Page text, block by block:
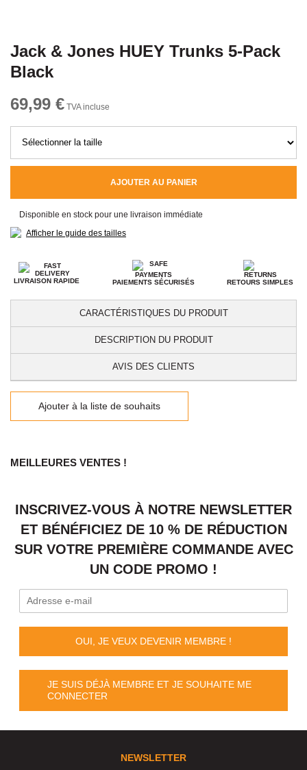
Jack & Jones HUEY Trunks 5-Pack
Black
69,99 € TVA incluse
AJOUTER AU PANIER
Disponible en stock pour une livraison immédiate
Afficher le guide des tailles
LIVRAISON RAPIDE PAIEMENTS SÉCURISÉS RETOURS SIMPLES
CARACTÉRISTIQUES DU PRODUIT
DESCRIPTION DU PRODUIT
AVIS DES CLIENTS
Ajouter à la liste de souhaits
MEILLEURES VENTES !
INSCRIVEZ-VOUS À NOTRE NEWSLETTER
ET BÉNÉFICIEZ DE 10 % DE RÉDUCTION
SUR VOTRE PREMIÈRE COMMANDE AVEC
UN CODE PROMO !
OUI, JE VEUX DEVENIR MEMBRE !
JE SUIS DÉJÀ MEMBRE ET JE SOUHAITE ME
CONNECTER
NEWSLETTER